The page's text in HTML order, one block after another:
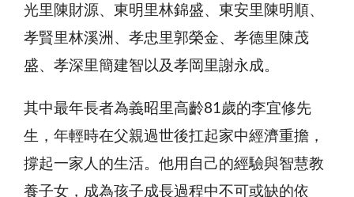
光里陳財源、東明里林錦盛、東安里陳明順、
孝賢里林溪洲、孝忠里郭榮金、孝德里陳茂
盛、孝深里簡建智以及孝岡里謝永成。
其中最年長者為義昭里高齡81歲的李宜修先
生，年輕時在父親過世後扛起家中經濟重擔，
撐起一家人的生活。他用自己的經驗與智慧教
養子女，成為孩子成長過程中不可或缺的依